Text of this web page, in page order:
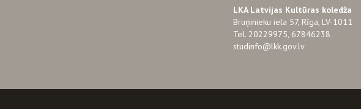
LKA Latvijas Kultūras koledža
Bruņinieku iela 57, Rīga, LV-1011
Tel. 20229975, 67846238
studinfo@lkk.gov.lv